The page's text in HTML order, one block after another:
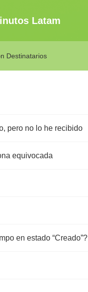
Latam
Destinatarios
pero no lo he recibido
equivocada
en estado “Creado”?